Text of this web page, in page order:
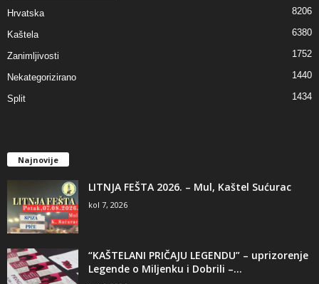
Hrvatska 8206
Kaštela 6380
Zanimljivosti 1752
Nekategorizirano 1440
Split 1434
Najnovije
LITNJA FEŠTA 2026. – Mul, Kaštel Sućurac
kol 7, 2026
“KAŠTELANI PRIČAJU LEGENDU” – uprizorenje
Legende o Miljenku i Dobrili –...